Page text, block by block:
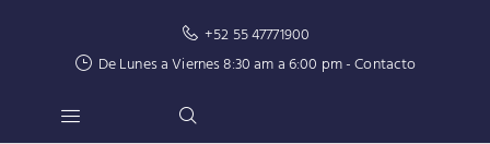
+52 55 47771900
De Lunes a Viernes 8:30 am a 6:00 pm -Contacto